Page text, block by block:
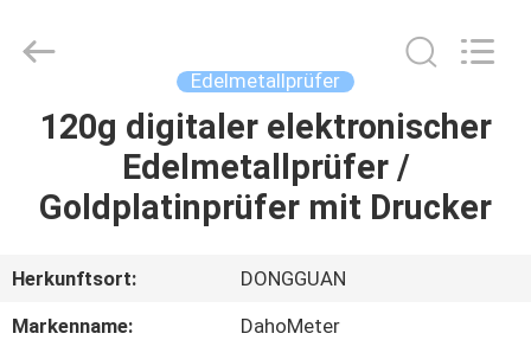
HAUS
PRODUKTE
ÜBER
UNS
Developed
Edelmetallprüfer
120g digitaler elektronischer
Edelmetallprüfer /
Goldplatinprüfer mit Drucker
Herkunftsort:
DONGGUAN
Markenname:
DahoMeter